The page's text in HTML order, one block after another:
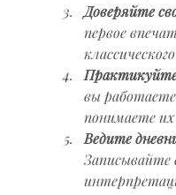
Доверяйте
первое
вы
понимаете
Ведите
Записывайте